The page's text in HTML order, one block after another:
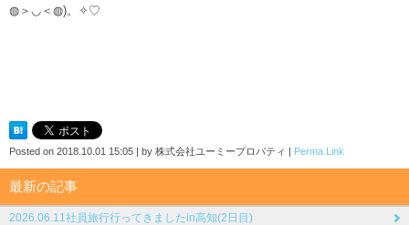
◍＞◡＜◍)。✧♡
Posted on 2018.10.01 15:05 | by 株式会社ユーミープロパティ | Perma Link
最新の記事
2026.06.11社員旅行行ってきましたin高知(2日目)